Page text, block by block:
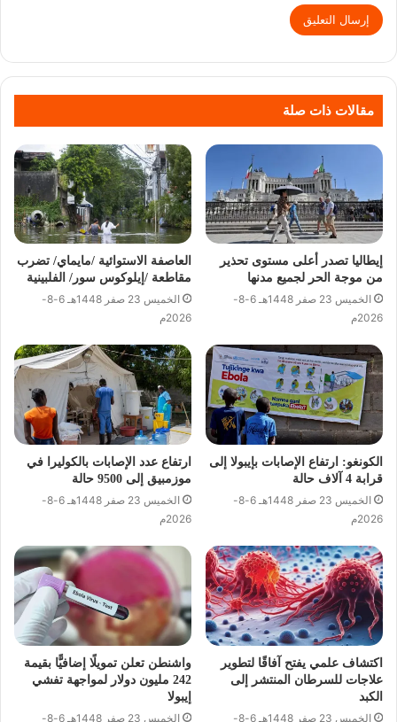
مقالات ذات صلة
إيطاليا تصدر أعلى مستوى تحذير
من موجة الحر لجميع مدنها
الخميس 23 صفر 1448هـ 6-8-
2026م
العاصفة الاستوائية /مايماي/ تضرب
مقاطعة /إيلوكوس سور/ الفلبينية
الخميس 23 صفر 1448هـ 6-8-
2026م
الكونغو: ارتفاع الإصابات بإيبولا إلى
قرابة 4 آلاف حالة
الخميس 23 صفر 1448هـ 6-8-
2026م
ارتفاع عدد الإصابات بالكوليرا في
موزمبيق إلى 9500 حالة
الخميس 23 صفر 1448هـ 6-8-
2026م
اكتشاف علمي يفتح آفاقًا لتطوير
علاجات للسرطان المنتشر إلى
الكبد
الخميس 23 صفر 1448هـ 6-8-
واشنطن تعلن تمويلًا إضافيًّا بقيمة
242 مليون دولار لمواجهة تفشي
إيبولا
الخميس 23 صفر 1448هـ 6-8-